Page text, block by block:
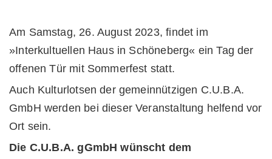
Am Samstag, 26. August 2023, findet im
»Interkultuellen Haus in Schöneberg« ein Tag der
offenen Tür mit Sommerfest statt.
Auch Kulturlotsen der gemeinnützigen C.U.B.A.
GmbH werden bei dieser Veranstaltung helfend vor
Ort sein.
Die C.U.B.A. gGmbH wünscht dem